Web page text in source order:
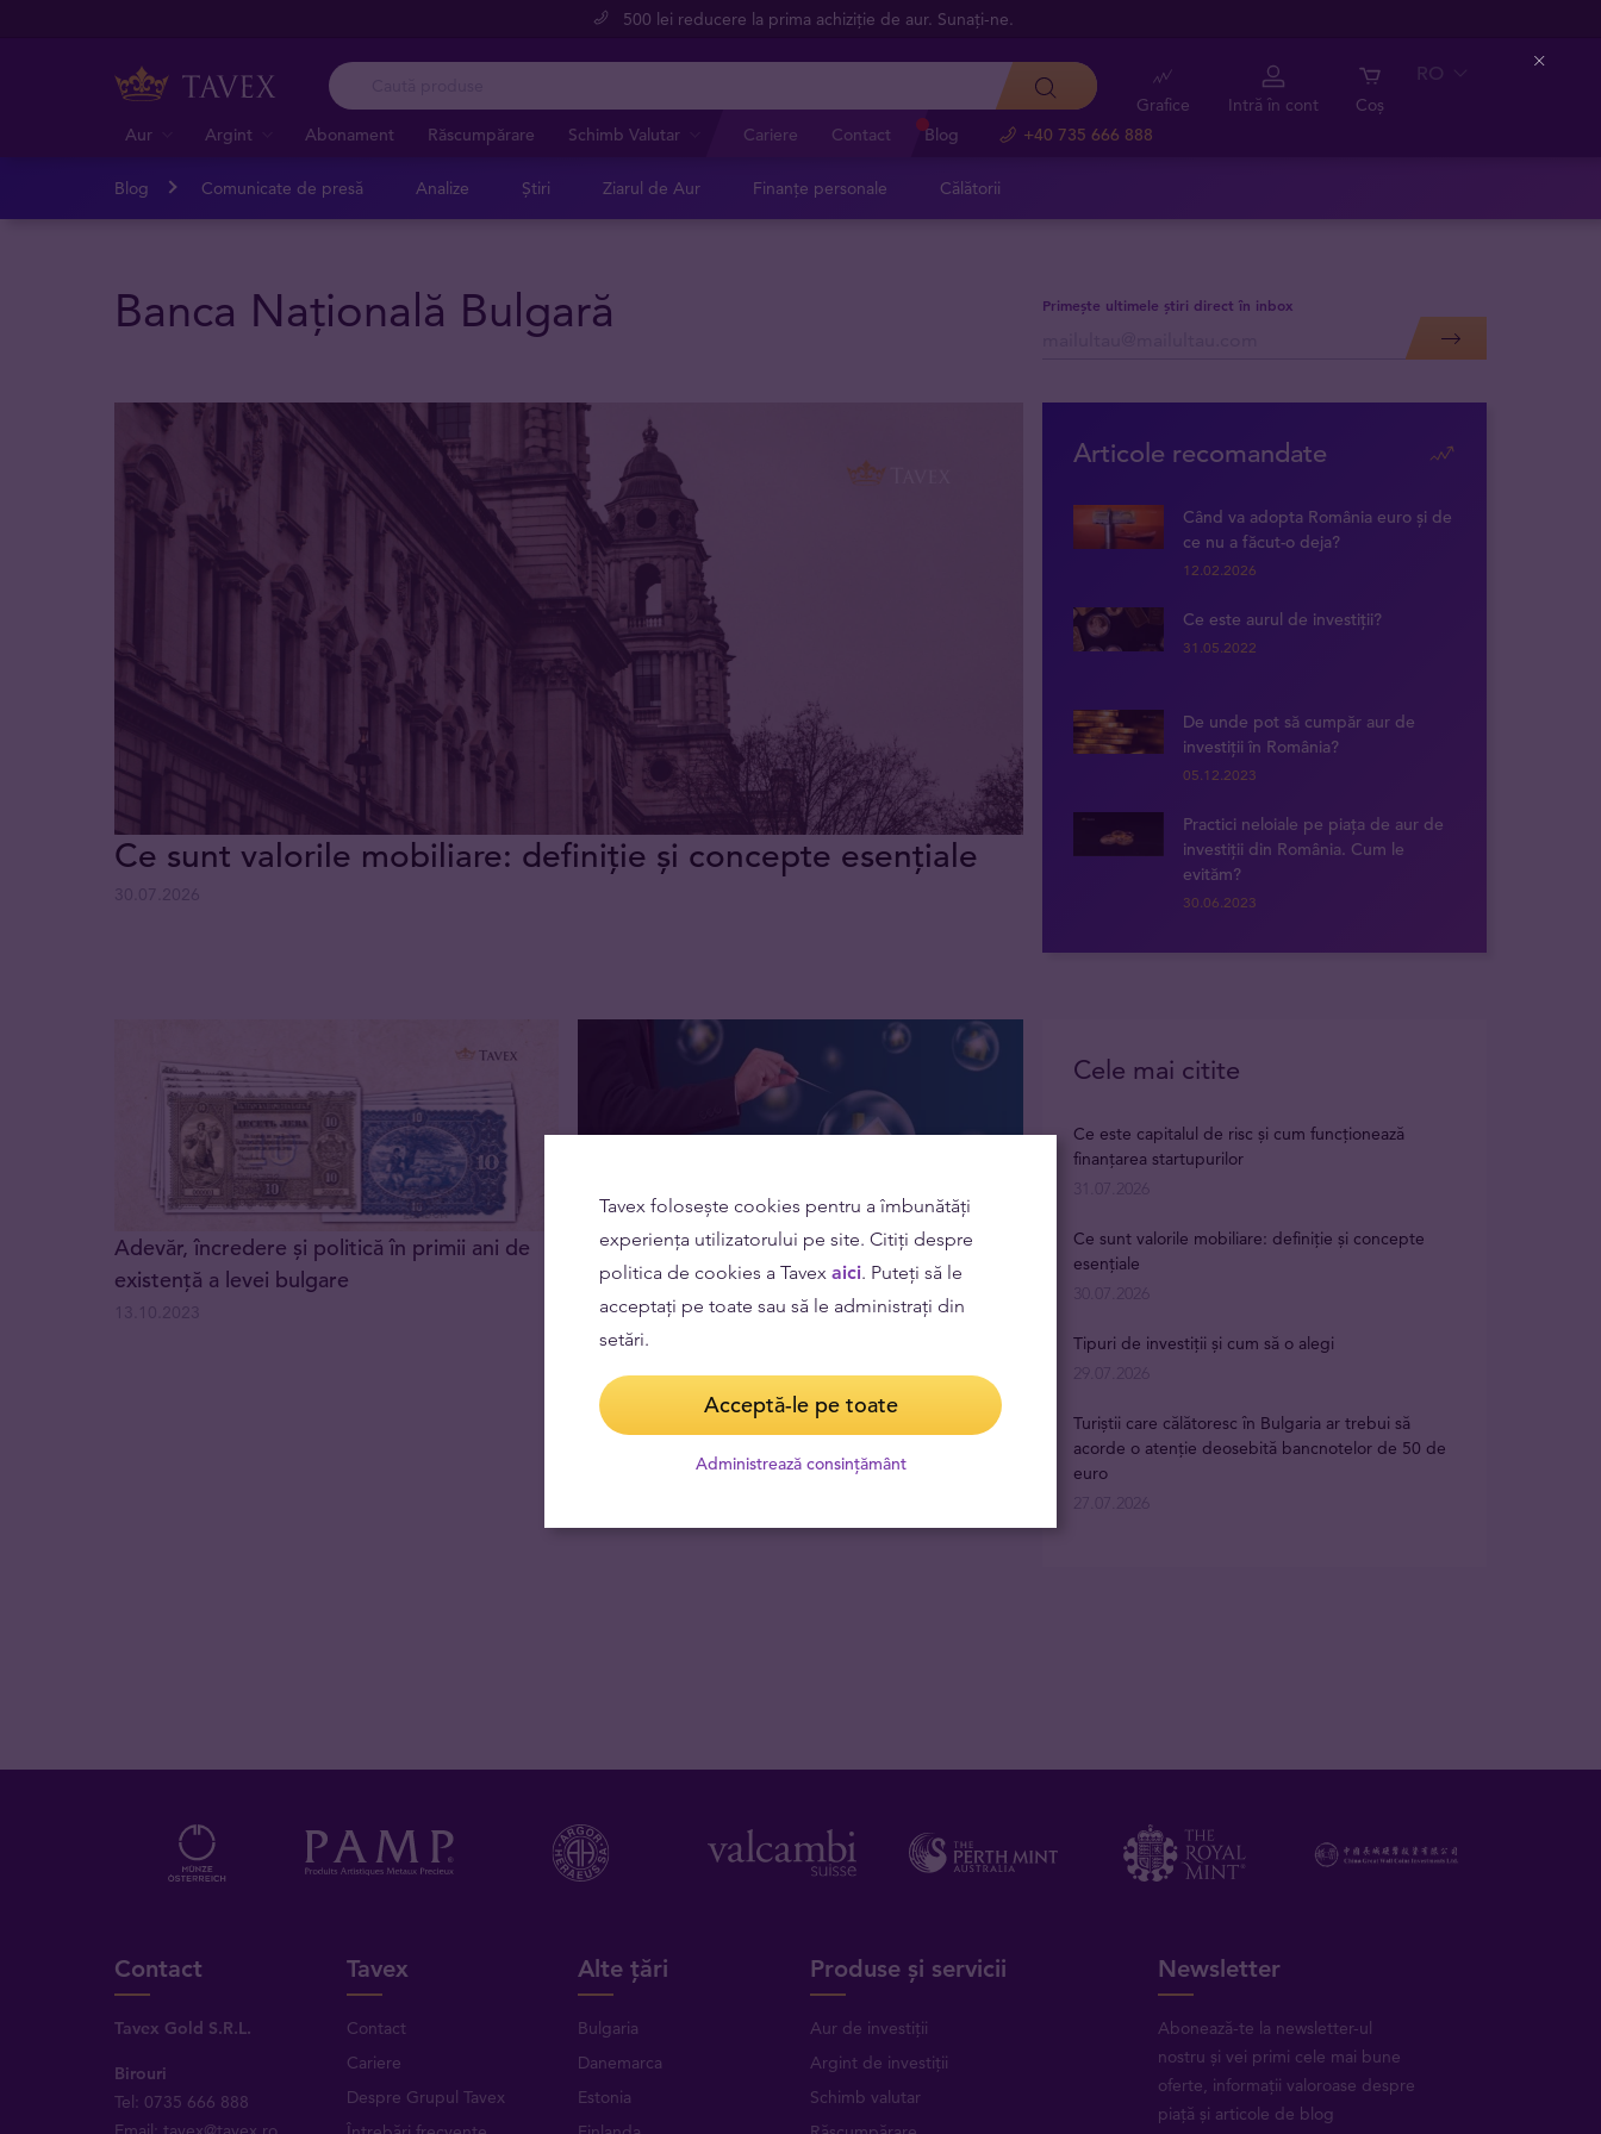
500 lei reducere la prima achiziție de aur. Sunați-ne.
Aur Argint Abonament Răscumpărare Schimb Valutar Cariere Contact Blog +40 735 666 888
Grafice Intră în cont Coș
RO
Blog Comunicate de presă Analize Știri Ziarul de Aur Finanțe personale Călătorii
Banca Națională Bulgară Primește ultimele știri direct în inbox
Ce sunt valorile mobiliare: definiție și concepte esențiale
Articole recomandate
Când va adopta România euro și de
ce nu a făcut-o deja?
12.02.2026
Ce este aurul de investiții?
31.05.2022
De unde pot să cumpăr aur de
investiții în România?
05.12.2023
Practici neloiale pe piața de aur de
investiții din România. Cum le
evităm?
30.06.2023
Adevăr, încredere și politică în primii ani de
existență a levei bulgare
Când ne așteptăm la o nouă bulă imobiliară și
explozia acesteia?
03.05.2022
Cele mai citite
Ce este capitalul de risc și cum funcționează
finanțarea startupurilor
31.07.2026
Ce sunt valorile mobiliare: definiție și concepte
esențiale
30.07.2026
Tipuri de investiții și cum să o alegi
29.07.2026
Turiștii care călătoresc în Bulgaria ar trebui să
acorde o atenție deosebită bancnotelor de 50 de
euro
27.07.2026
Contact
Tavex Gold S.R.L.
Birouri
Tel: 0735 666 888
Tavex
Contact
Cariere
Despre Grupul Tavex
Alte țări
Bulgaria
Danemarca
Estonia
Produse și servicii
Aur de investiții
Argint de investiții
Schimb valutar
Newsletter
Abonează-te la newsletter-ul
nostru și vei primi cele mai bune
oferte, informații valoroase despre
piață și articole de blog
Tavex folosește cookies pentru a îmbunătăți
experiența utilizatorului pe site. Citiți despre
politica de cookies a Tavex aici. Puteți să le
acceptați pe toate sau să le administrați din
setări.
Acceptă-le pe toate
Administrează consințământ
Close